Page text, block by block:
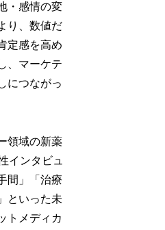
・感情の変
り、数値だ
定感を高め
、マーケテ
につながっ
領域の新薬
インタビュ
間」「治療
といった未
トメディカ